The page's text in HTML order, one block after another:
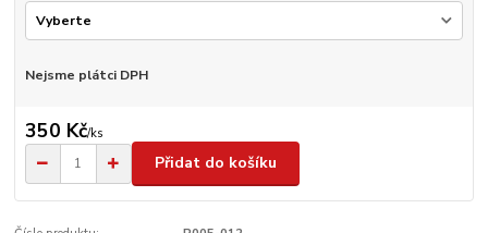
Nejsme plátci DPH
350 Kč/ks
Přidat do košíku